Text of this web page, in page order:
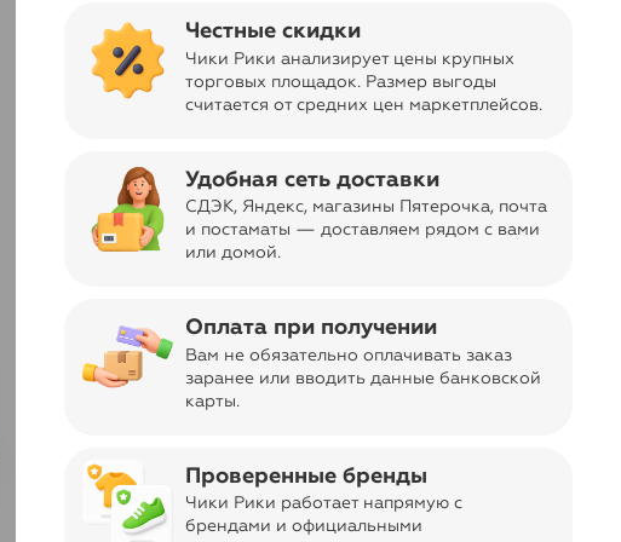
Честные скидки
Чики Рики анализирует цены крупных
торговых площадок. Размер выгоды
считается от средних цен маркетплейсов.
Удобная сеть доставки
СДЭК, Яндекс, магазины Пятерочка, почта
и постаматы — доставляем рядом с вами
или домой.
Оплата при получении
Вам не обязательно оплачивать заказ
заранее или вводить данные банковской
карты.
Проверенные бренды
Чики Рики работает напрямую с
брендами и официальными
Отправка заказа
из Москвы
Бесплатно
Дизайн, цвет
Creatures of the night jacquard (разноцв
Торговая марка
Состав
67% Переработанный полиэстер,33% Хлопок,100%
Хлопок;
Примерка
Возможна примерка при получении для
предварительно оплаченных заказов.